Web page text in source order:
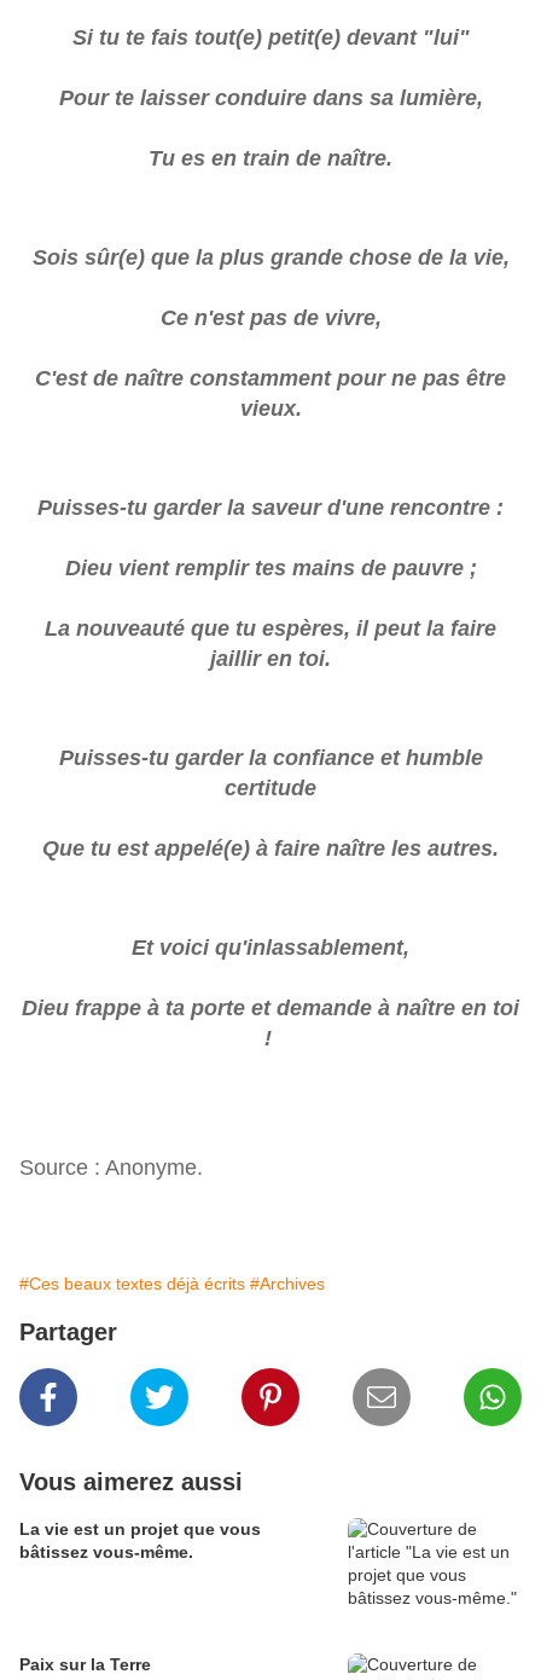
Si tu te fais tout(e) petit(e) devant "lui"
Pour te laisser conduire dans sa lumière,
Tu es en train de naître.
Sois sûr(e) que la plus grande chose de la vie,
Ce n'est pas de vivre,
C'est de naître constamment pour ne pas être
vieux.
Puisses-tu garder la saveur d'une rencontre :
Dieu vient remplir tes mains de pauvre ;
La nouveauté que tu espères, il peut la faire
jaillir en toi.
Puisses-tu garder la confiance et humble
certitude
Que tu est appelé(e) à faire naître les autres.
Et voici qu'inlassablement,
Dieu frappe à ta porte et demande à naître en toi
!
Source : Anonyme.
#Ces beaux textes déjà écrits #Archives
Partager
Vous aimerez aussi
La vie est un projet que vous
bâtissez vous-même.
Paix sur la Terre